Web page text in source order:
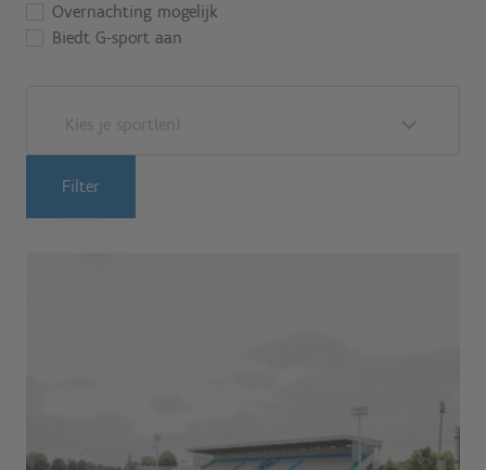
Overnachting mogelijk
Biedt G-sport aan
Kies je sport(en)
Filter